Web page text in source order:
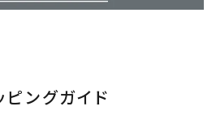
ピングガイド